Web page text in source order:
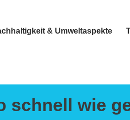
& Umweltaspekte
schnell wie